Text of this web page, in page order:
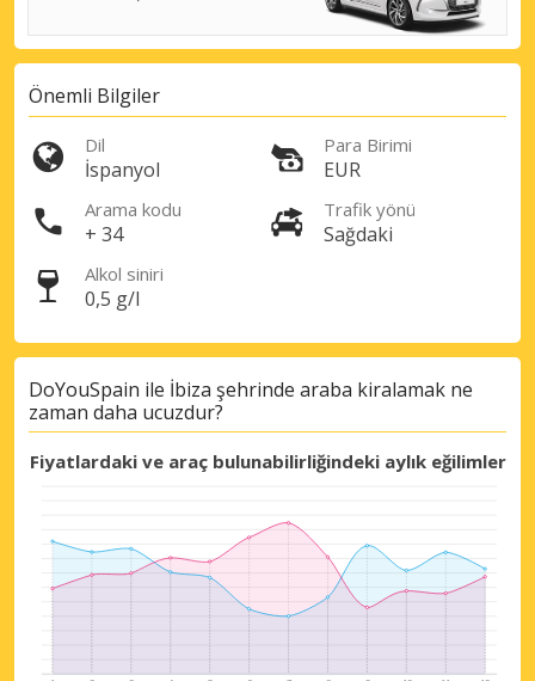
Önemli Bilgiler
Dil
İspanyol
Para Birimi
EUR
Arama kodu
+ 34
Trafik yönü
Sağdaki
Alkol siniri
0,5 g/l
DoYouSpain ile İbiza şehrinde araba kiralamak ne
zaman daha ucuzdur?
Fiyatlardaki ve araç bulunabilirliğindeki aylık eğilimler